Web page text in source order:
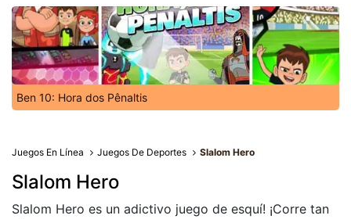
Ben 10: Hora dos Pênaltis
Juegos En Línea Juegos De Deportes Slalom Hero
Slalom Hero
Slalom Hero es un adictivo juego de esquí! ¡Corre tan